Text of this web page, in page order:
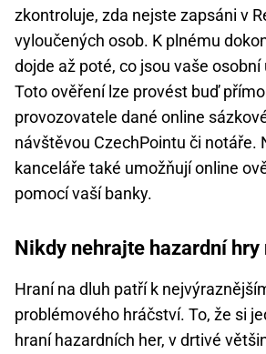
zkontroluje, zda nejste zapsáni v
vyloučených osob. K plnému
dojde až poté, co jsou vaše osobní
Toto ověření lze provést buď
provozovatele dané online
návštěvou CzechPointu či notáře.
kanceláře také umožňují online
pomocí vaší banky.
Nikdy nehrajte hazardní hry
Hraní na dluh patří k
problémového hráčství. To, že si
hraní hazardních her, v drtivé